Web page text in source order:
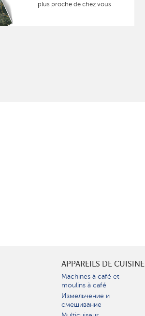
plus proche de chez vous
APPAREILS DE CUISINE
Machines à café et
moulins à café
Измельчение и
смешивание